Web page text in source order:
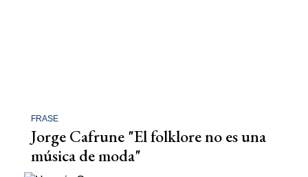
FRASE
Jorge Cafrune "El folklore no es una
música de moda"